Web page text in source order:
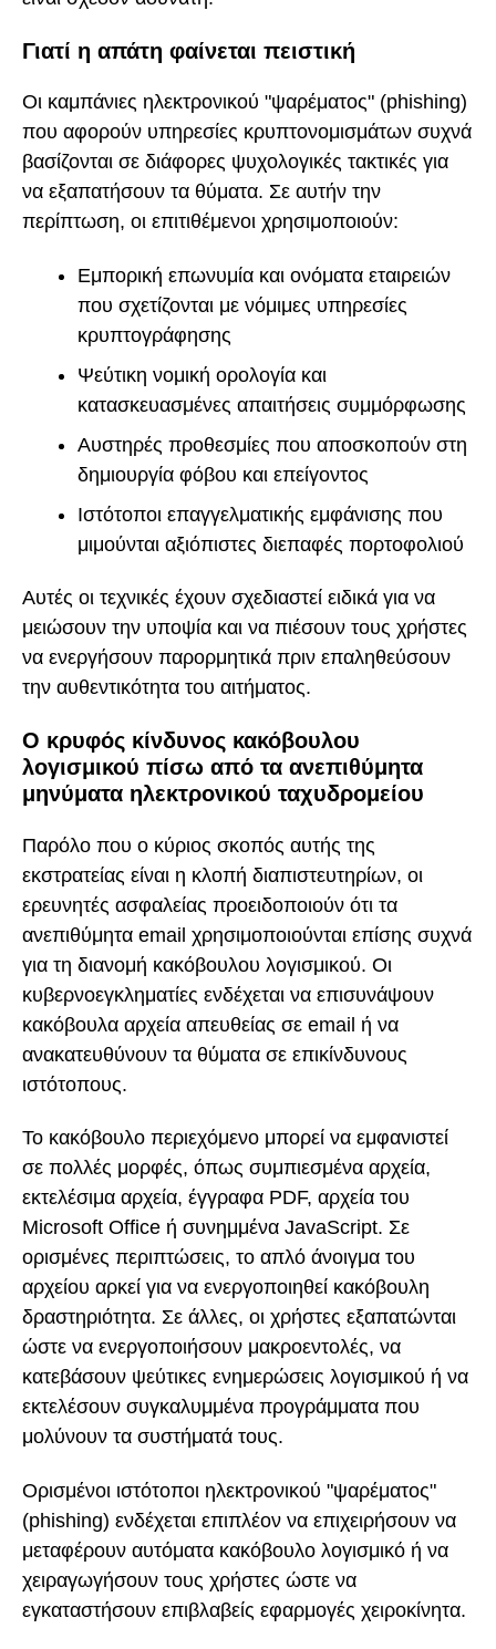
Γιατί η απάτη φαίνεται πειστική
Οι καμπάνιες ηλεκτρονικού "ψαρέματος" (phishing)
που αφορούν υπηρεσίες κρυπτονομισμάτων συχνά
βασίζονται σε διάφορες ψυχολογικές τακτικές για
να εξαπατήσουν τα θύματα. Σε αυτήν την
περίπτωση, οι επιτιθέμενοι χρησιμοποιούν:
Εμπορική επωνυμία και ονόματα εταιρειών
που σχετίζονται με νόμιμες υπηρεσίες
κρυπτογράφησης
Ψεύτικη νομική ορολογία και
κατασκευασμένες απαιτήσεις συμμόρφωσης
Αυστηρές προθεσμίες που αποσκοπούν στη
δημιουργία φόβου και επείγοντος
Ιστότοποι επαγγελματικής εμφάνισης που
μιμούνται αξιόπιστες διεπαφές πορτοφολιού
Αυτές οι τεχνικές έχουν σχεδιαστεί ειδικά για να
μειώσουν την υποψία και να πιέσουν τους χρήστες
να ενεργήσουν παρορμητικά πριν επαληθεύσουν
την αυθεντικότητα του αιτήματος.
Ο κρυφός κίνδυνος κακόβουλου
λογισμικού πίσω από τα ανεπιθύμητα
μηνύματα ηλεκτρονικού ταχυδρομείου
Παρόλο που ο κύριος σκοπός αυτής της
εκστρατείας είναι η κλοπή διαπιστευτηρίων, οι
ερευνητές ασφαλείας προειδοποιούν ότι τα
ανεπιθύμητα email χρησιμοποιούνται επίσης συχνά
για τη διανομή κακόβουλου λογισμικού. Οι
κυβερνοεγκληματίες ενδέχεται να επισυνάψουν
κακόβουλα αρχεία απευθείας σε email ή να
ανακατευθύνουν τα θύματα σε επικίνδυνους
ιστότοπους.
Το κακόβουλο περιεχόμενο μπορεί να εμφανιστεί
σε πολλές μορφές, όπως συμπιεσμένα αρχεία,
εκτελέσιμα αρχεία, έγγραφα PDF, αρχεία του
Microsoft Office ή συνημμένα JavaScript. Σε
ορισμένες περιπτώσεις, το απλό άνοιγμα του
αρχείου αρκεί για να ενεργοποιηθεί κακόβουλη
δραστηριότητα. Σε άλλες, οι χρήστες εξαπατώνται
ώστε να ενεργοποιήσουν μακροεντολές, να
κατεβάσουν ψεύτικες ενημερώσεις λογισμικού ή να
εκτελέσουν συγκαλυμμένα προγράμματα που
μολύνουν τα συστήματά τους.
Ορισμένοι ιστότοποι ηλεκτρονικού "ψαρέματος"
(phishing) ενδέχεται επιπλέον να επιχειρήσουν να
μεταφέρουν αυτόματα κακόβουλο λογισμικό ή να
χειραγωγήσουν τους χρήστες ώστε να
εγκαταστήσουν επιβλαβείς εφαρμογές χειροκίνητα.